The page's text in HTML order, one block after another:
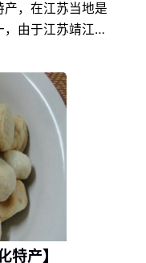
，在江苏当地是
由于江苏靖江的
中独具一格，享
们的喜爱。
特产】